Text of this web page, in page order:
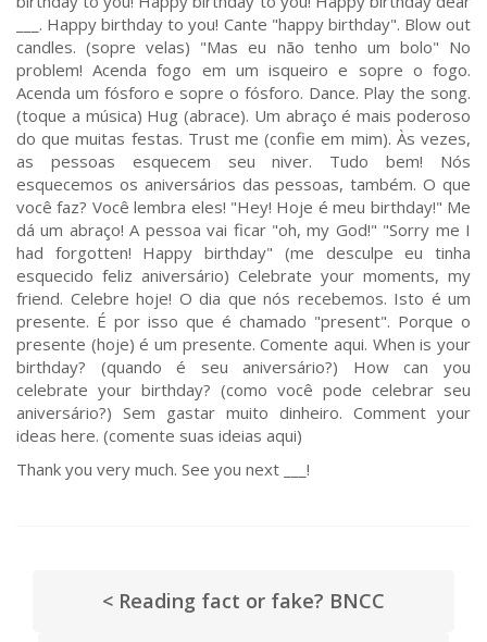
___. Happy birthday to you! Cante "happy birthday". Blow out
candles. (sopre velas) "Mas eu não tenho um bolo" No
problem! Acenda fogo em um isqueiro e sopre o fogo.
Acenda um fósforo e sopre o fósforo. Dance. Play the song.
(toque a música) Hug (abrace). Um abraço é mais poderoso
do que muitas festas. Trust me (confie em mim). Às vezes,
as pessoas esquecem seu niver. Tudo bem! Nós
esquecemos os aniversários das pessoas, também. O que
você faz? Você lembra eles! "Hey! Hoje é meu birthday!" Me
dá um abraço! A pessoa vai ficar "oh, my God!" "Sorry me I
had forgotten! Happy birthday" (me desculpe eu tinha
esquecido feliz aniversário) Celebrate your moments, my
friend. Celebre hoje! O dia que nós recebemos. Isto é um
presente. É por isso que é chamado "present". Porque o
presente (hoje) é um presente. Comente aqui. When is your
birthday? (quando é seu aniversário?) How can you
celebrate your birthday? (como você pode celebrar seu
aniversário?) Sem gastar muito dinheiro. Comment your
ideas here. (comente suas ideias aqui)
Thank you very much. See you next ___!
< Reading fact or fake? BNCC